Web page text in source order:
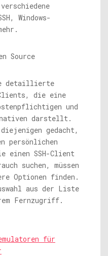
Windows-
Source
detaillierte
die eine
und
darstellt.
gedacht,
persönlichen
einen SSH-Client
suchen, müssen
Optionen finden.
aus der Liste
Fernzugriff.
für